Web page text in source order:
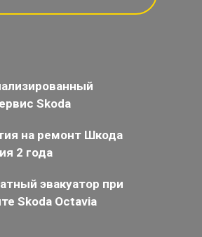
Skoda
на ремонт Шкода
2 года
эвакуатор при
Skoda Octavia